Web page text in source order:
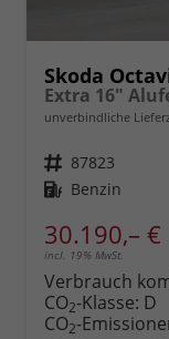
Skoda
unverbindliche
Fahrzeugnr. 87823
Kraftstoff Benzin
30.190,– €
incl. 19% MwSt.
Verbrauch
CO2-Klasse: D
CO2-